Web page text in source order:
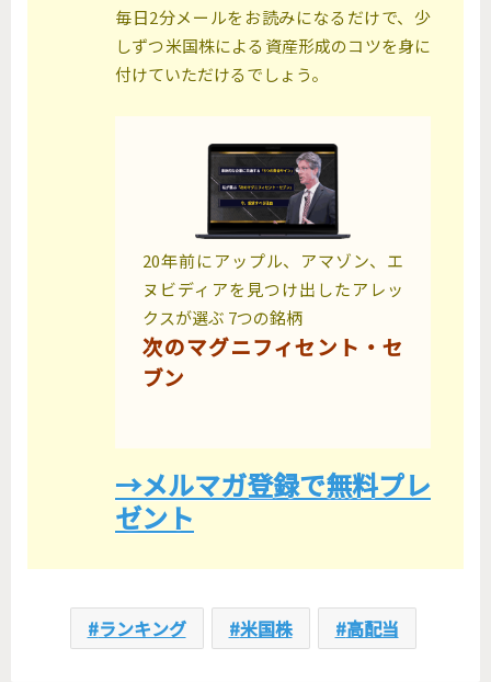
毎日2分メールをお読みになるだけで、少
しずつ米国株による資産形成のコツを身に
付けていただけるでしょう。
20年前にアップル、アマゾン、エ
ヌビディアを見つけ出したアレッ
クスが選ぶ 7つの銘柄
次のマグニフィセント・セ
ブン
→メルマガ登録で無料プレ
ゼント
ランキング 米国株 高配当